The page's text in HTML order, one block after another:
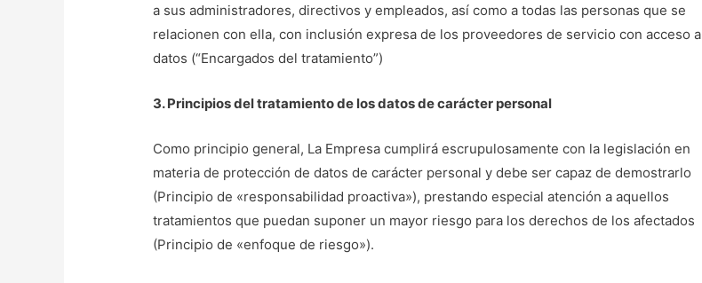
a sus administradores, directivos y empleados, así como a todas las personas que se
relacionen con ella, con inclusión expresa de los proveedores de servicio con acceso a
datos (“Encargados del tratamiento”)
3. Principios del tratamiento de los datos de carácter personal
Como principio general, La Empresa cumplirá escrupulosamente con la legislación en
materia de protección de datos de carácter personal y debe ser capaz de demostrarlo
(Principio de «responsabilidad proactiva»), prestando especial atención a aquellos
tratamientos que puedan suponer un mayor riesgo para los derechos de los afectados
(Principio de «enfoque de riesgo»).